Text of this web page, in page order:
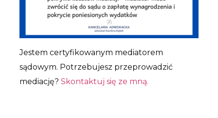
Jestem certyfikowanym mediatorem
sądowym. Potrzebujesz przeprowadzić
mediację? Skontaktuj się ze mną.